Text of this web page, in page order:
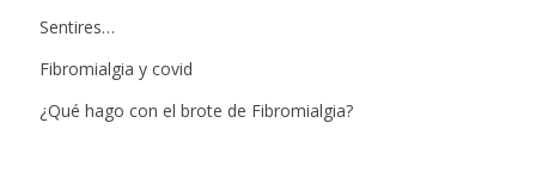
Sentires…
Fibromialgia y covid
¿Qué hago con el brote de Fibromialgia?